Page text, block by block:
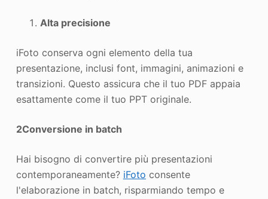
Alta precisione
iFoto conserva ogni elemento della tua
presentazione, inclusi font, immagini, animazioni e
transizioni. Questo assicura che il tuo PDF appaia
esattamente come il tuo PPT originale.
2Conversione in batch
Hai bisogno di convertire più presentazioni
contemporaneamente? iFoto consente
l'elaborazione in batch, risparmiando tempo e